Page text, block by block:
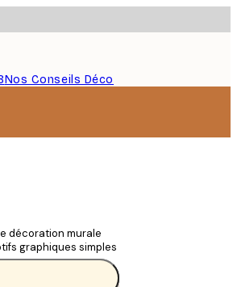
Nos Conseils Déco
décoration murale
graphiques simples